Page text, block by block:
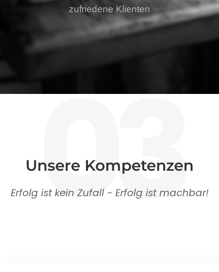
zufriedene Klienten
03
Unsere Kompetenzen
Erfolg ist kein Zufall - Erfolg ist machbar!